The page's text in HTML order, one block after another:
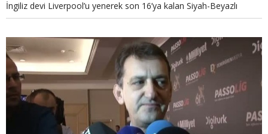
İngiliz devi Liverpool’u yenerek son 16’ya kalan Siyah-Beyazlı
Kulübün Basın Sözcüsü Albayrak “Net söylüyorum hedef kupa.